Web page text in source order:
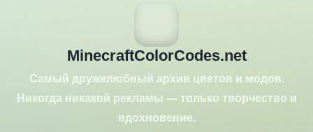
MinecraftColorCodes.net
Самый дружелюбный архив цветов и модов.
Никогда никакой рекламы — только творчество и
вдохновение.